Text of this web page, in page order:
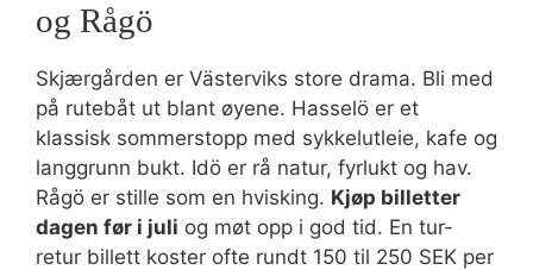
og Rågö
Skjærgården er Västerviks store drama. Bli med
på rutebåt ut blant øyene. Hasselö er et
klassisk sommerstopp med sykkelutleie, kafe og
langgrunn bukt. Idö er rå natur, fyrlukt og hav.
Rågö er stille som en hvisking. Kjøp billetter
dagen før i juli og møt opp i god tid. En tur-
retur billett koster ofte rundt 150 til 250 SEK per